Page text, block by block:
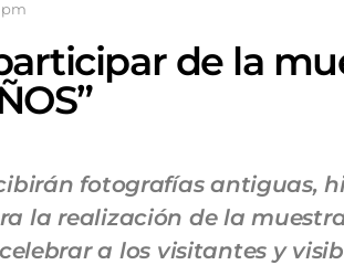
pm
de la
fotografías antiguas,
la realización de la muestra
a los visitantes y